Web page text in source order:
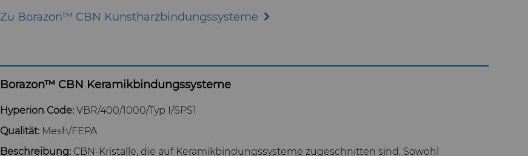
Zu Borazon™ CBN Kunstharzbindungssysteme
Borazon™ CBN Keramikbindungssysteme
Hyperion Code: VBR/400/1000/Typ I/SPS1
Qualität: Mesh/FEPA
Beschreibung: CBN-Kristalle, die auf Keramikbindungssysteme zugeschnitten sind. Sowohl